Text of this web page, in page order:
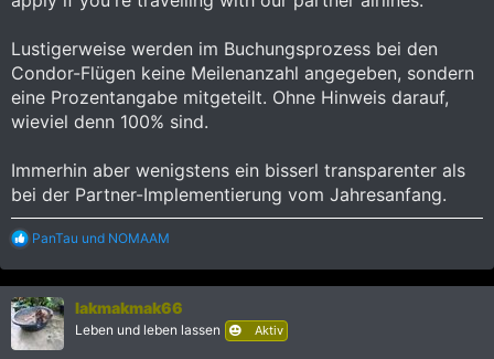
Lustigerweise werden im Buchungsprozess bei den
Condor-Flügen keine Meilenanzahl angegeben, sondern
eine Prozentangabe mitgeteilt. Ohne Hinweis darauf,
wieviel denn 100% sind.
Immerhin aber wenigstens ein bisserl transparenter als
bei der Partner-Implementierung vom Jahresanfang.
R
a
k
t
i
o
PanTau und NOMAAM
lakmakmak66
Leben und leben lassen Aktiv